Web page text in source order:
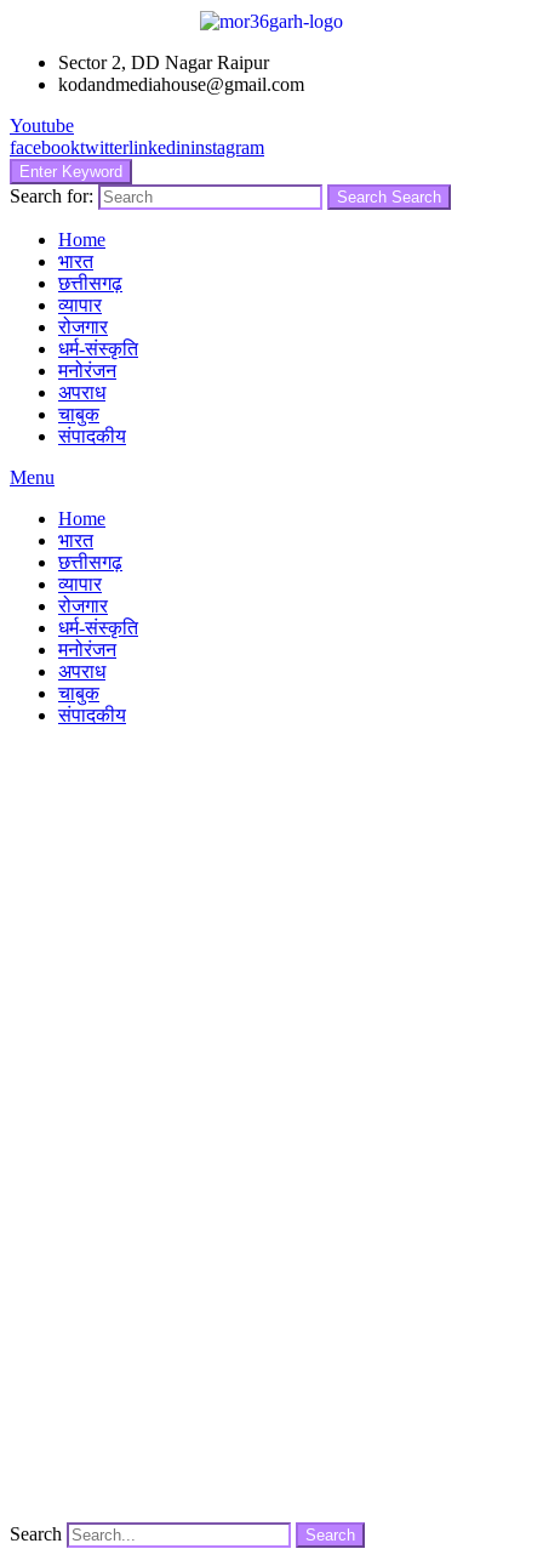
Sector 2, DD Nagar Raipur
kodandmediahouse@gmail.com
Youtube
facebooktwitterlinkedininstagram
Enter Keyword
Search for: Search Search
Home
भारत
छत्तीसगढ़
व्यापार
रोजगार
धर्म-संस्कृति
मनोरंजन
अपराध
चाबुक
संपादकीय
Menu
Home
भारत
छत्तीसगढ़
व्यापार
रोजगार
धर्म-संस्कृति
मनोरंजन
अपराध
चाबुक
संपादकीय
Search Search